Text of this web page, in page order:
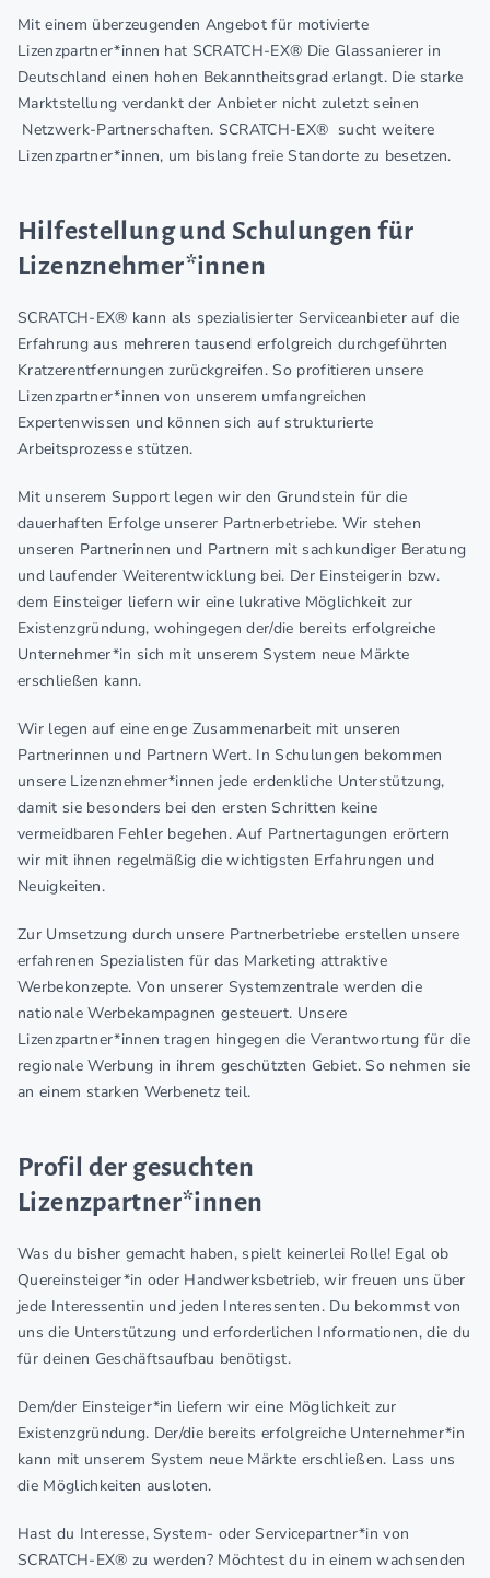
Mit einem überzeugenden Angebot für motivierte
Lizenzpartner*innen hat SCRATCH-EX® Die Glassanierer in
Deutschland einen hohen Bekanntheitsgrad erlangt. Die starke
Marktstellung verdankt der Anbieter nicht zuletzt seinen
Netzwerk-Partnerschaften. SCRATCH-EX® sucht weitere
Lizenzpartner*innen, um bislang freie Standorte zu besetzen.
Hilfestellung und Schulungen für
Lizenznehmer*innen
SCRATCH-EX­® kann als spezialisierter Serviceanbieter auf die
Erfahrung aus mehreren tausend erfolgreich durchgeführten
Kratzerentfernungen zurückgreifen. So profitieren unsere
Lizenzpartner*innen von unserem umfangreichen
Expertenwissen und können sich auf strukturierte
Arbeitsprozesse stützen.
Mit unserem Support legen wir den Grundstein für die
dauerhaften Erfolge unserer Partnerbetriebe. Wir stehen
unseren Partnerinnen und Partnern mit sachkundiger Beratung
und laufender Weiterentwicklung bei. Der Einsteigerin bzw.
dem Einsteiger liefern wir eine lukrative Möglichkeit zur
Existenzgründung, wohingegen der/die bereits erfolgreiche
Unternehmer*in sich mit unserem System neue Märkte
erschließen kann.
Wir legen auf eine enge Zusammenarbeit mit unseren
Partnerinnen und Partnern Wert. In Schulungen bekommen
unsere Lizenznehmer*innen jede erdenkliche Unterstützung,
damit sie besonders bei den ersten Schritten keine
vermeidbaren Fehler begehen. Auf Partnertagungen erörtern
wir mit ihnen regelmäßig die wichtigsten Erfahrungen und
Neuigkeiten.
Zur Umsetzung durch unsere Partnerbetriebe erstellen unsere
erfahrenen Spezialisten für das Marketing attraktive
Werbekonzepte. Von unserer Systemzentrale werden die
nationale Werbekampagnen gesteuert. Unsere
Lizenzpartner*innen tragen hingegen die Verantwortung für die
regionale Werbung in ihrem geschützten Gebiet. So nehmen sie
an einem starken Werbenetz teil.
Profil der gesuchten
Lizenzpartner*innen
Was du bisher gemacht haben, spielt keinerlei Rolle! Egal ob
Quereinsteiger*in oder Handwerksbetrieb, wir freuen uns über
jede Interessentin und jeden Interessenten. Du bekommst von
uns die Unterstützung und erforderlichen Informationen, die du
für deinen Geschäftsaufbau benötigst.
Dem/der Einsteiger*in liefern wir eine Möglichkeit zur
Existenzgründung. Der/die bereits erfolgreiche Unternehmer*in
kann mit unserem System neue Märkte erschließen. Lass uns
die Möglichkeiten ausloten.
Hast du Interesse, System- oder Servicepartner*in von
SCRATCH-EX® zu werden? Möchtest du in einem wachsenden